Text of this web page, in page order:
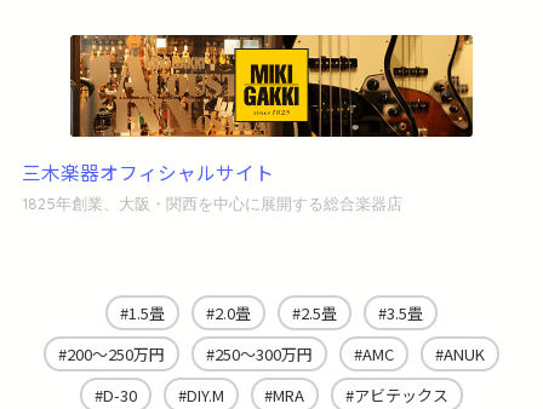
三木楽器オフィシャルサイト
1825年創業、大阪・関西を中心に展開する総合楽器店
1.5畳 2.0畳 2.5畳
3.5畳
200～250万円
250～300万円 AMC
ANUK
D-30
DIY.M MRA
アビテックス